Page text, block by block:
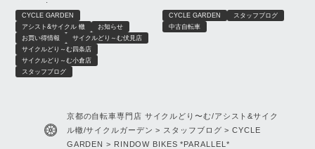
OFF｜京もおトクキャンペーン
【8月限定】｜京都 サイクルどり
～む、アシスト＆サイクル轍、
サイクルガーデン
CYCLE GARDEN
アシスト&サイクル 轍
お知らせ
お買い得情報
サイクルどり～む伏見店
サイクルどり～む四条店
サイクルどり～む小倉店
スタッフブログ
CYCLE GARDEN
スタッフブログ
中古自転車
京都の自転車専門店 サイクルどり〜む/アシスト&サイク
ル轍/サイクルガーデン > スタッフブログ >CYCLE
GARDEN > RINDOW BIKES *PARALLEL*